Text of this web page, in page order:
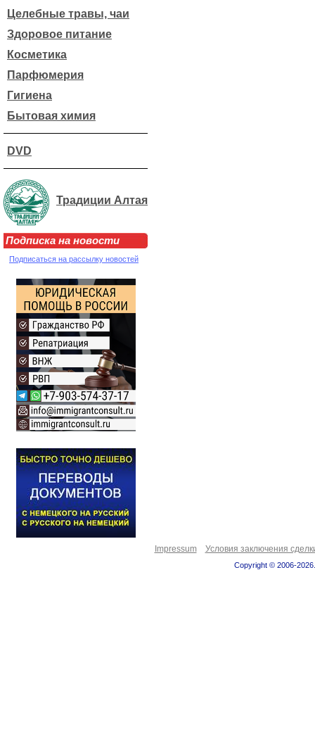
Целебные травы, чаи
Здоровое питание
Косметика
Парфюмерия
Гигиена
Бытовая химия
DVD
Традиции Алтая
Подписка на новости
Подписаться на рассылку новостей
Impressum Условия заключения
Copyright © 2006-